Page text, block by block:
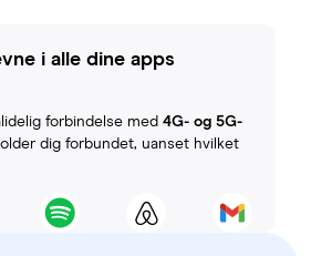
i alle dine apps
forbindelse med 4G- og 5G-
dig forbundet, uanset hvilket